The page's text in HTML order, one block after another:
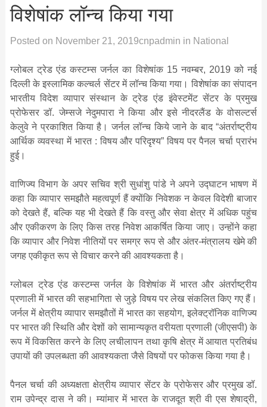
विशेषांक लॉन्च किया गया
Posted on November 21, 2019cnpadmin in National
ग्लोबल ट्रेड एंड कस्टम्स जर्नल का विशेषांक 15 नवम्बर, 2019 को नई
दिल्ली के इस्लामिक कल्चर्ल सेंटर में लॉन्च किया गया। विशेषांक का संपादन
भारतीय विदेश व्यापार संस्थान के ट्रेड एंड इंवेस्टमेंट सेंटर के प्रमुख
प्रोफेसर डॉ. जेम्सजे नेदुमपारा ने किया और इसे नीदरलैंड के वोसल्टर्स
केलुवे ने प्रकाशित किया है। जर्नल लॉन्च किये जाने के बाद “अंतर्राष्ट्रीय
आर्थिक व्यवस्था में भारत : विषय और परिदृश्य” विषय पर पैनल चर्चा प्रारंभ
हुई।
वाणिज्य विभाग के अपर सचिव श्री सुधांशु पांडे ने अपने उद्घाटन भाषण में
कहा कि व्यापार समझौते महत्वपूर्ण हैं क्योंकि निवेशक न केवल विदेशी बाजार
को देखते हैं, बल्कि यह भी देखते हैं कि वस्तु और सेवा क्षेत्र में अधिक पहुंच
और एकीकरण के लिए किस तरह निवेश आकर्षित किया जाए। उन्होंने कहा
कि व्यापार और निवेश नीतियों पर समग्र रूप से और अंतर-मंत्रालय खेमे की
जगह एकीकृत रूप से विचार करने की आवश्यकता है।
ग्लोबल ट्रेड एंड कस्टम्स जर्नल के विशेषांक में भारत और अंतर्राष्ट्रीय
प्रणाली में भारत की सहभागिता से जुड़े विषय पर लेख संकलित किए गए हैं।
जर्नल में क्षेत्रीय व्यापार समझौतों में भारत का सहयोग, इलेक्ट्रॉनिक वाणिज्य
पर भारत की स्थिति और देशों को सामान्यकृत वरीयता प्रणाली (जीएसपी) के
रूप में विकसित करने के लिए लचीलापन तथा कृषि क्षेत्र में आयात प्रतिबंध
उपायों की उपलब्धता की आवश्यकता जैसे विषयों पर फोकस किया गया है।
पैनल चर्चा की अध्यक्षता क्षेत्रीय व्यापार सेंटर के प्रोफेसर और प्रमुख डॉ.
राम उपेन्द्र दास ने की। म्यांमार में भारत के राजदूत श्री वी एस शेषाद्री,